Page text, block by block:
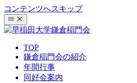
コンテンツへスキップ
TOP
鎌倉稲門会の紹介
年間行事
同好会案内